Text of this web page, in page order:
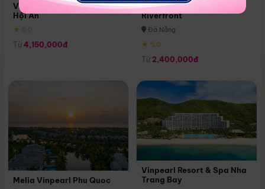
Vinpearl Resort & Golf Nam
Hội An
★ 5.0
Từ 4,150,000đ
Melia Vinpearl Danang
Riverfront
Đà Nẵng
★ 5.0
Từ 2,400,000đ
Melia Vinpearl Phu Quoc
Vinpearl Resort & Spa Nha
Trang Bay